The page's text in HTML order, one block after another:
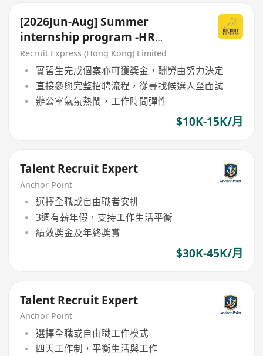
[2026Jun-Aug] Summer
internship program -HR
recruitment
Recruit Express (Hong Kong) Limited
實習生完成個案亦可獲獎金，酬勞由努力決定
直接參與完整招聘流程，從尋找候選人至面試
辦公室氣氛熱鬧，工作時間彈性
$10K-15K/月
Talent Recruit Expert
Anchor Point
選擇全職或自由職者安排
3週有薪年假，支持工作生活平衡
績效獎金及年終獎賞
$30K-45K/月
Talent Recruit Expert
Anchor Point
選擇全職或自由職工作模式
四天工作制，平衡生活與工作